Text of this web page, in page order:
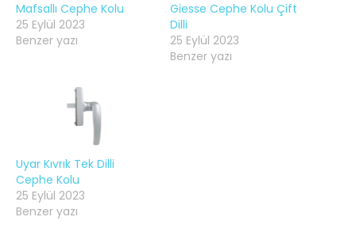
Mafsallı Cephe Kolu
25 Eylül 2023
Benzer yazı
Giesse Cephe Kolu Çift
Dilli
25 Eylül 2023
Benzer yazı
Uyar Kıvrık Tek Dilli
Cephe Kolu
25 Eylül 2023
Benzer yazı